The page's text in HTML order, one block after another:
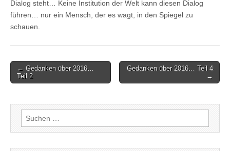
Dialog steht… Keine Institution der Welt kann diesen Dialog
führen… nur ein Mensch, der es wagt, in den Spiegel zu
schauen.
Post
navigation
← Gedanken über 2016…
Teil 2
Gedanken über 2016… Teil 4
→
Suchen
nach: